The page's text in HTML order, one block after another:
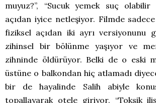
muyuz?”, “Sucuk yemek suç
açıdan iyice netleşiyor. Filmde
fiziksel açıdan iki ayrı versiyonunu
zihinsel bir bölünme yaşıyor ve
zihninde öldürüyor. Belki de o eski
üstüne o balkondan hiç atlamadı
bir de hayalinde Salih abiyle
topallayarak otele giriyor. “Toksik